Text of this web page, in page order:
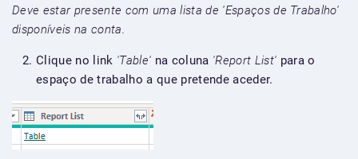
Deve estar presente com uma lista de 'Espaços de Trabalho'
disponíveis na conta.
Clique no link 'Table' na coluna 'Report List' para o
espaço de trabalho a que pretende aceder.